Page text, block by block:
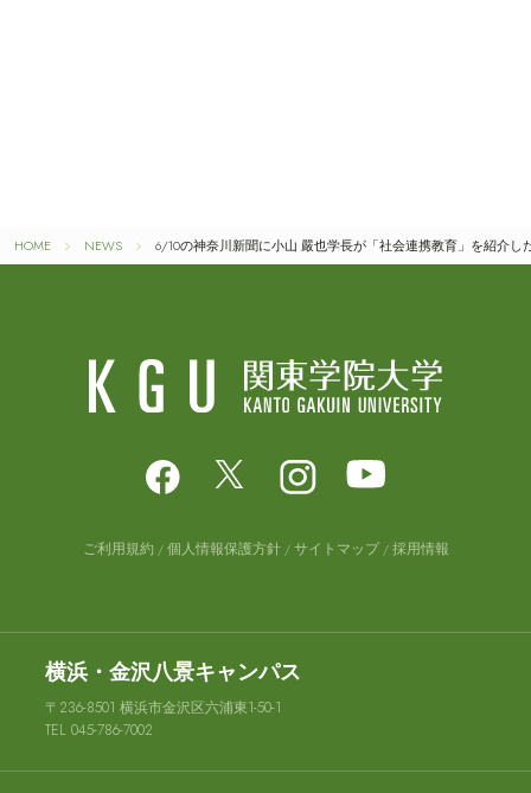
HOME NEWS 6/10の神奈川新聞に小山 嚴也学長が「社会連携教育」を紹介し
ご利用規約 個人情報保護方針 サイトマップ 採用情報
横浜・金沢八景キャンパス
〒236-8501 横浜市金沢区六浦東1-50-1
TEL 045-786-7002